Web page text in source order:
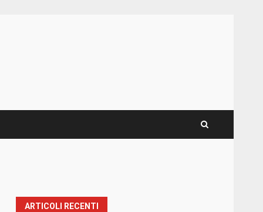
ARTICOLI RECENTI